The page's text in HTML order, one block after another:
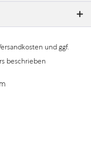
und ggf.
beschrieben